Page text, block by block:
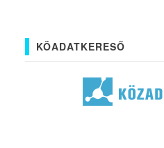
KÖADATKERESŐ